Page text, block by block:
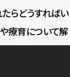
らどうすればい
療育について解